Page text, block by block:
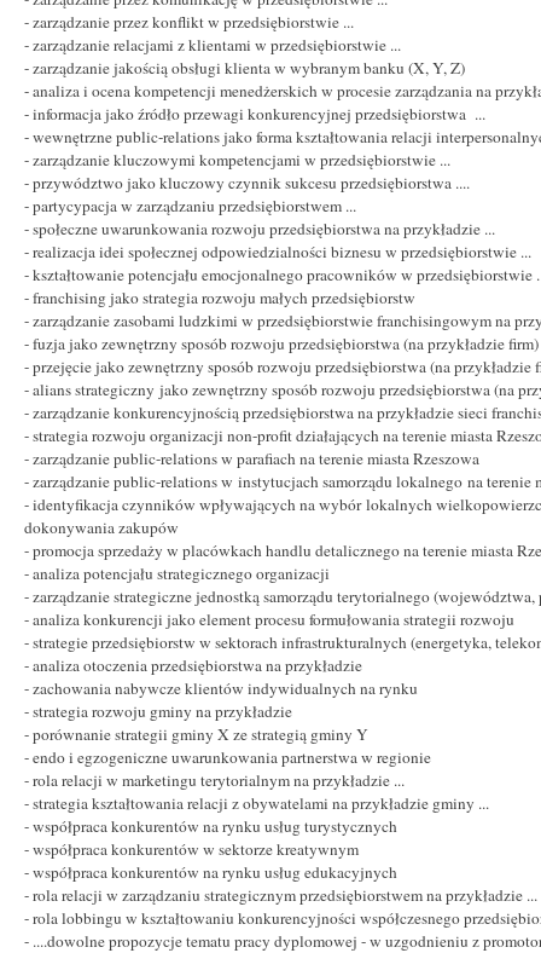
- zarządzanie przez konflikt w przedsiębiorstwie ...
- zarządzanie relacjami z klientami w przedsiębiorstwie ...
- zarządzanie jakością obsługi klienta w wybranym banku (X, Y, Z)
- analiza i ocena kompetencji menedżerskich w procesie zarządzania na
- informacja jako źródło przewagi konkurencyjnej przedsiębiorstwa ...
- wewnętrzne public-relations jako forma kształtowania relacji
- zarządzanie kluczowymi kompetencjami w przedsiębiorstwie ...
- przywództwo jako kluczowy czynnik sukcesu przedsiębiorstwa ....
- partycypacja w zarządzaniu przedsiębiorstwem ...
- społeczne uwarunkowania rozwoju przedsiębiorstwa na przykładzie ...
- realizacja idei społecznej odpowiedzialności biznesu w przedsiębiorstwie ...
- kształtowanie potencjału emocjonalnego pracowników w przedsiębiorstwie
- franchising jako strategia rozwoju małych przedsiębiorstw
- zarządzanie zasobami ludzkimi w przedsiębiorstwie franchisingowym na
- fuzja jako zewnętrzny sposób rozwoju przedsiębiorstwa (na przykładzie firm)
- przejęcie jako zewnętrzny sposób rozwoju przedsiębiorstwa (na przykładzie
- alians strategiczny jako zewnętrzny sposób rozwoju przedsiębiorstwa (na
- zarządzanie konkurencyjnością przedsiębiorstwa na przykładzie sieci
- strategia rozwoju organizacji non-profit działających na terenie miasta
- zarządzanie public-relations w parafiach na terenie miasta Rzeszowa
- zarządzanie public-relations w instytucjach samorządu lokalnego na terenie
- identyfikacja czynników wpływających na wybór lokalnych
dokonywania zakupów
- promocja sprzedaży w placówkach handlu detalicznego na terenie miasta
- analiza potencjału strategicznego organizacji
- zarządzanie strategiczne jednostką samorządu terytorialnego
- analiza konkurencji jako element procesu formułowania strategii rozwoju
- strategie przedsiębiorstw w sektorach infrastrukturalnych (energetyka,
- analiza otoczenia przedsiębiorstwa na przykładzie
- zachowania nabywcze klientów indywidualnych na rynku
- strategia rozwoju gminy na przykładzie
- porównanie strategii gminy X ze strategią gminy Y
- endo i egzogeniczne uwarunkowania partnerstwa w regionie
- rola relacji w marketingu terytorialnym na przykładzie ...
- strategia kształtowania relacji z obywatelami na przykładzie gminy ...
- współpraca konkurentów na rynku usług turystycznych
- współpraca konkurentów w sektorze kreatywnym
- współpraca konkurentów na rynku usług edukacyjnych
- rola relacji w zarządzaniu strategicznym przedsiębiorstwem na przykładzie ...
- rola lobbingu w kształtowaniu konkurencyjności współczesnego
- ....dowolne propozycje tematu pracy dyplomowej - w uzgodnieniu z